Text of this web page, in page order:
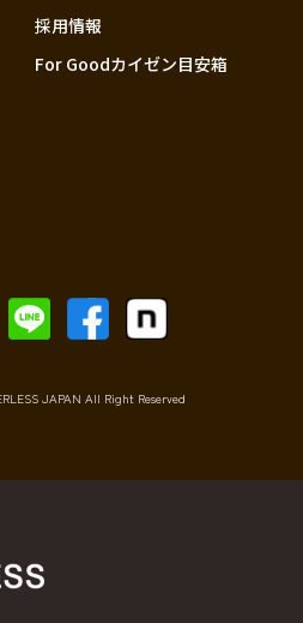
採用情報
For Goodカイゼン目安箱
JAPAN All Right Reserved